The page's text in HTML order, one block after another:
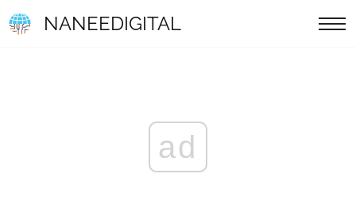
NANEEDIGITAL
ad